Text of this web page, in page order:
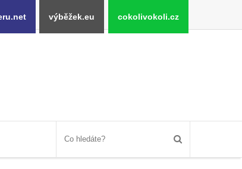
výběžek.eu cokolivokoli.cz